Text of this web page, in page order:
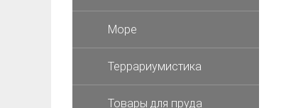
Море
Террариумистика
Товары для пруда